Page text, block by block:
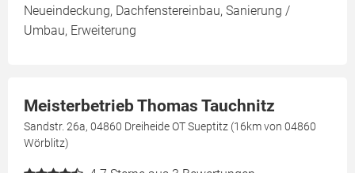
Neueindeckung, Dachfenstereinbau, Sanierung /
Umbau, Erweiterung
Meisterbetrieb Thomas Tauchnitz
Sandstr. 26a, 04860 Dreiheide OT Sueptitz (16km von 04860
Wörblitz)